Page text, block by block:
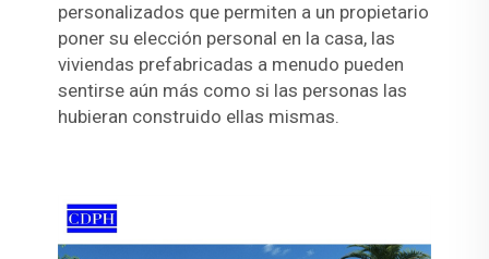
personalizados que permiten a un propietario
poner su elección personal en la casa, las
viviendas prefabricadas a menudo pueden
sentirse aún más como si las personas las
hubieran construido ellas mismas.